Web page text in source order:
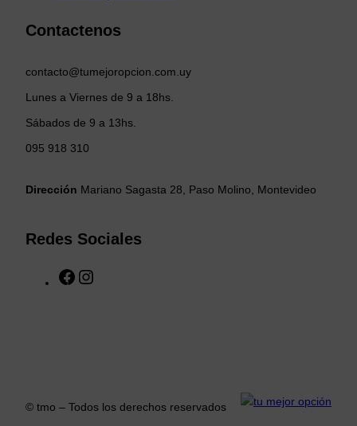
Contactenos
contacto@tumejoropcion.com.uy
Lunes a Viernes de 9 a 18hs.
Sábados de 9 a 13hs.
095 918 310
Dirección Mariano Sagasta 28, Paso Molino, Montevideo
Redes Sociales
F
© tmo – Todos los derechos reservados